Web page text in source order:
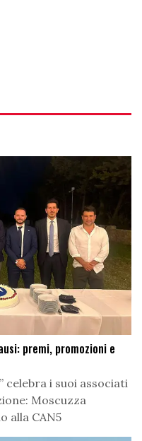
premi, promozioni e
celebra i suoi associati
Moscuzza
alla CAN5